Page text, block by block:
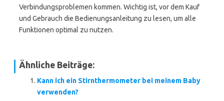
Verbindungsproblemen kommen. Wichtig ist, vor dem Kauf
und Gebrauch die Bedienungsanleitung zu lesen, um alle
Funktionen optimal zu nutzen.
Ähnliche Beiträge:
Kann ich ein Stirnthermometer bei meinem Baby
verwenden?